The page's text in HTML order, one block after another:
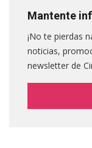
Mantente
¡No te pierdas
noticias,
newsletter de